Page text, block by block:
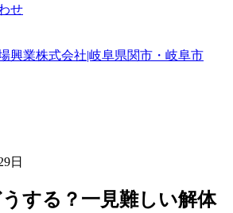
せ
日
する？一見難しい解体